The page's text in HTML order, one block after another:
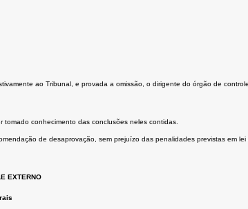
ao Tribunal, e provada a omissão, o dirigente do órgão de
conhecimento das conclusões neles contidas.
de desaprovação, sem prejuízo das penalidades previstas em
EXTERNO